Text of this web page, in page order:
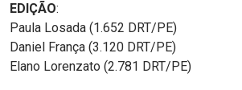
EDIÇÃO:
Paula Losada (1.652 DRT/PE)
Daniel França (3.120 DRT/PE)
Elano Lorenzato (2.781 DRT/PE)